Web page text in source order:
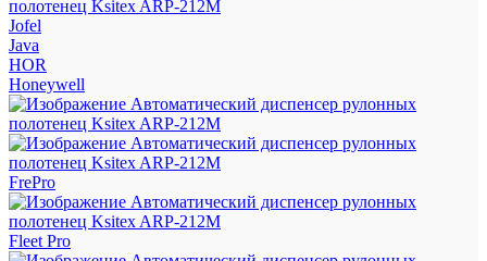
Jofel
Java
HOR
Honeywell
FrePro
Fleet Pro